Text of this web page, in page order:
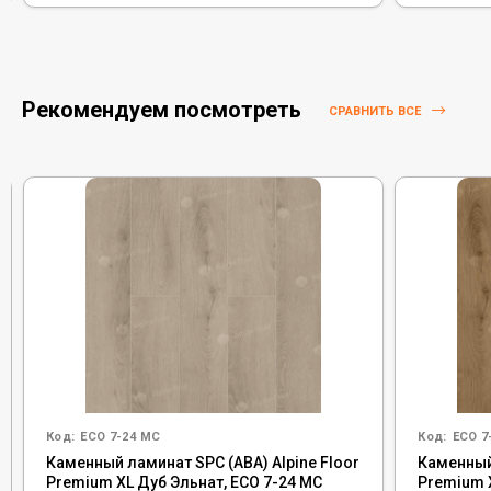
Рекомендуем посмотреть СРАВНИТЬ ВСЕ
Код: ECO 7-24 MC
Каменный ламинат SPC (ABA) Alpine Floor
Premium XL Дуб Эльнат, ECO 7-24 MC
Код: ECO
Premium